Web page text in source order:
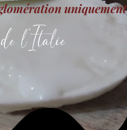
uniquement
l'Italie